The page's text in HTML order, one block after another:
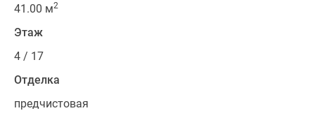
41.00 м2
Этаж
4 / 17
Отделка
предчистовая